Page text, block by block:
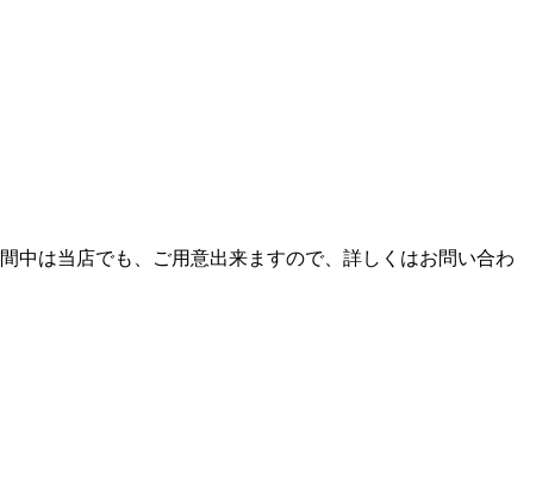
中は当店でも、ご用意出来ますので、詳しくはお問い合わ